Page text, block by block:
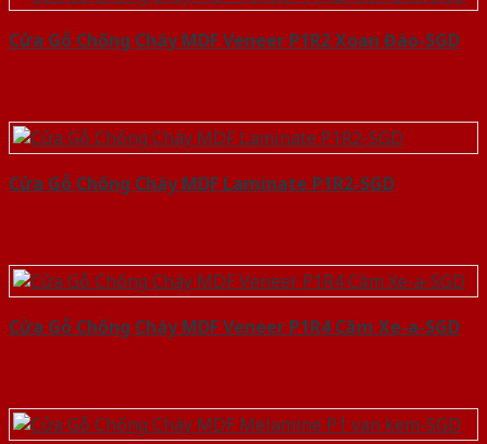
Cửa Gỗ Chống Cháy MDF Veneer P1R2 Xoan Đào-SGD
Cửa Gỗ Chống Cháy MDF Laminate P1R2-SGD
Cửa Gỗ Chống Cháy MDF Veneer P1R4 Căm Xe-a-SGD